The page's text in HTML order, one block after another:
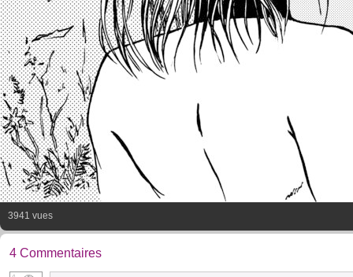
3941 vues
4 Commentaires